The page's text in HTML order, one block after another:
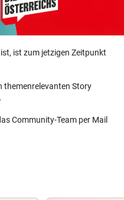
ist zum jetzigen Zeitpunkt
themenrelevanten Story
.
Community-Team per Mail